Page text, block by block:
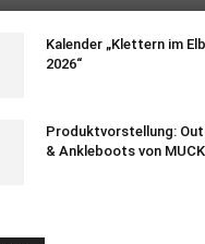
Kalender „Klettern im
2026“
Produktvorstellung:
& Ankleboots von MUCK